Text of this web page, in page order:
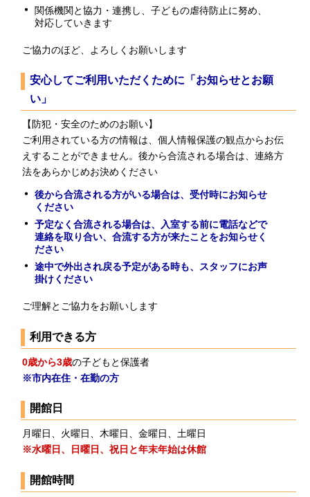
関係機関と協力・連携し、子どもの虐待防止に努め、
対応していきます
ご協力のほど、よろしくお願いします
安心してご利用いただくために「お知らせとお願
い」
【防犯・安全のためのお願い】
ご利用されている方の情報は、個人情報保護の観点からお伝
えすることができません。後から合流される場合は、連絡方
法をあらかじめお決めください
後から合流される方がいる場合は、受付時にお知らせ
ください
予定なく合流される場合は、入室する前に電話などで
連絡を取り合い、合流する方が来たことをお知らせく
ださい
途中で外出され戻る予定がある時も、スタッフにお声
掛けください
ご理解とご協力をお願いします
利用できる方
0歳から3歳の子どもと保護者
※市内在住・在勤の方
開館日
月曜日、火曜日、木曜日、金曜日、土曜日
※水曜日、日曜日、祝日と年末年始は休館
開館時間